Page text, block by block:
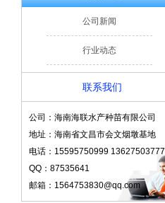
公司新闻
行业动态
联系我们
公司：海南海联水产种苗有限公司
地址：海南省文昌市会文烟墩基地
电话：15595750999 13627503777
QQ：87535641
邮箱：1564753830@qq.com